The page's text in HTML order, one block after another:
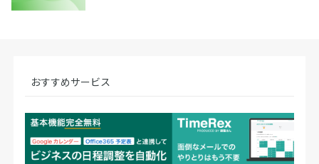
おすすめサービス